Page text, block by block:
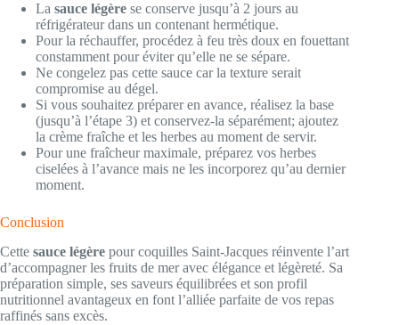
La sauce légère se conserve jusqu’à 2 jours au
réfrigérateur dans un contenant hermétique.
Pour la réchauffer, procédez à feu très doux en fouettant
constamment pour éviter qu’elle ne se sépare.
Ne congelez pas cette sauce car la texture serait
compromise au dégel.
Si vous souhaitez préparer en avance, réalisez la base
(jusqu’à l’étape 3) et conservez-la séparément; ajoutez
la crème fraîche et les herbes au moment de servir.
Pour une fraîcheur maximale, préparez vos herbes
ciselées à l’avance mais ne les incorporez qu’au dernier
moment.
Conclusion
Cette sauce légère pour coquilles Saint-Jacques réinvente l’art
d’accompagner les fruits de mer avec élégance et légèreté. Sa
préparation simple, ses saveurs équilibrées et son profil
nutritionnel avantageux en font l’alliée parfaite de vos repas
raffinés sans excès.